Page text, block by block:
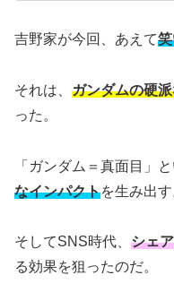
吉野家が今回、あえて
それは、 ガンダムの硬
った。
「ガンダム＝真面目」
なインパクトを生み出す
そしてSNS時代、 シェ
る効果を狙ったのだ。